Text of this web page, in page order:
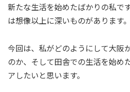
新たな生活を始めたばかりの私で
は想像以上に深いものがあります。
今回は、私がどのようにして大阪
のか、そして田舎での生活を始め
アしたいと思います。